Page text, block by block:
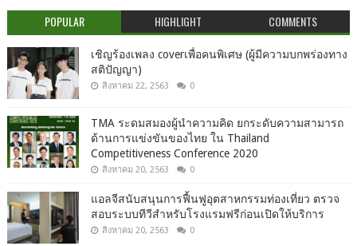
POPULAR HIGHLIGHT COMMENTS
เชิญร้องเพลง coverเพื่อคนพิเศษ (ผู้มีความบกพร่องทาง
สติปัญญา)
สิงหาคม 22, 2563 0
TMA ระดมสมองผู้นำความคิด ยกระดับความสามารถ
ด้านการแข่งขันของไทย ใน Thailand
Competitiveness Conference 2020
สิงหาคม 20, 2563 0
แอลจีสนับสนุนการฟื้นฟูอุตสาหกรรมท่องเที่ยว ตรวจ
สอบระบบทีวีสำหรับโรงแรมฟรีก่อนเปิดให้บริการ
สิงหาคม 20, 2563 0